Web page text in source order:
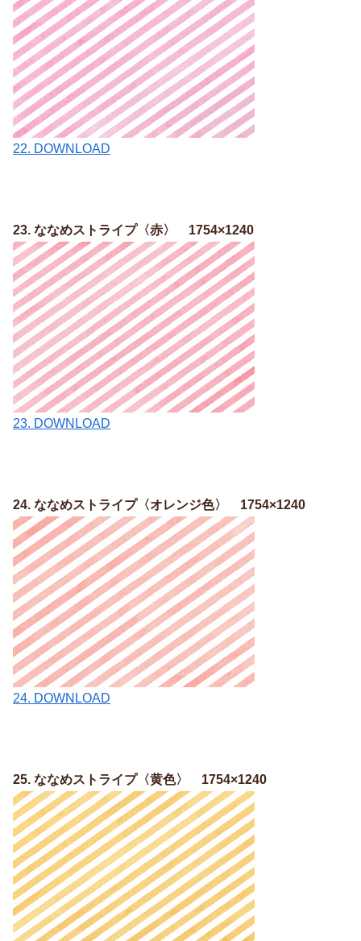
22. DOWNLOAD
23. ななめストライプ〈赤〉 1754×1240
23. DOWNLOAD
24. ななめストライプ〈オレンジ色〉 1754×1240
24. DOWNLOAD
25. ななめストライプ〈黄色〉 1754×1240